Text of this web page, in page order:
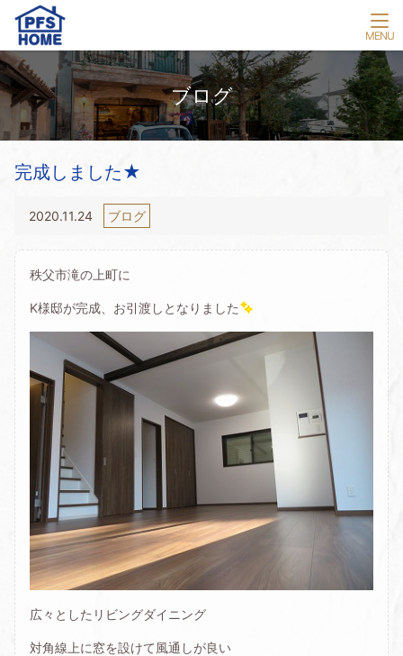
ブログ
完成しました★
2020.11.24 ブログ
秩父市滝の上町に
K様邸が完成、お引渡しとなりました
広々としたリビングダイニング
対角線上に窓を設けて風通しが良い